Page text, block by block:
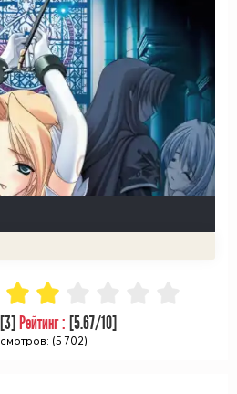
[3] Рейтинг : [5.67/10]
(5 702)